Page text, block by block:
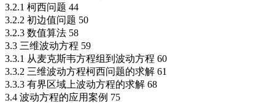
3.2.1 柯西问题 44
3.2.2 初边值问题 50
3.2.3 数值算法 58
3.3 三维波动方程 59
3.3.1 从麦克斯韦方程组到波动方程 60
3.3.2 三维波动方程柯西问题的求解 61
3.3.3 有界区域上波动方程的求解 68
3.4 波动方程的应用案例 75